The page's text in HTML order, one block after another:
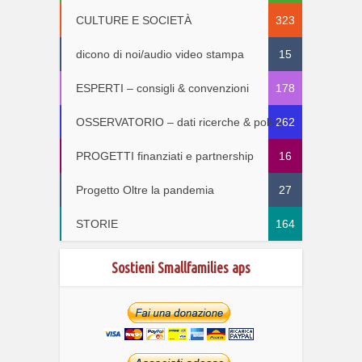
CULTURE E SOCIETÀ 323
dicono di noi/audio video stampa 15
ESPERTI – consigli & convenzioni 178
OSSERVATORIO – dati ricerche & policy262
PROGETTI finanziati e partnership 16
Progetto Oltre la pandemia 27
STORIE 164
Sostieni Smallfamilies aps